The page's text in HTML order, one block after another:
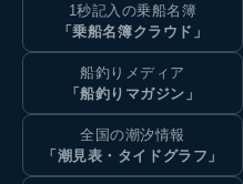
1秒記入の乗船名簿
「乗船名簿クラウド」
船釣りメディア
「船釣りマガジン」
全国の潮汐情報
「潮見表・タイドグラフ」